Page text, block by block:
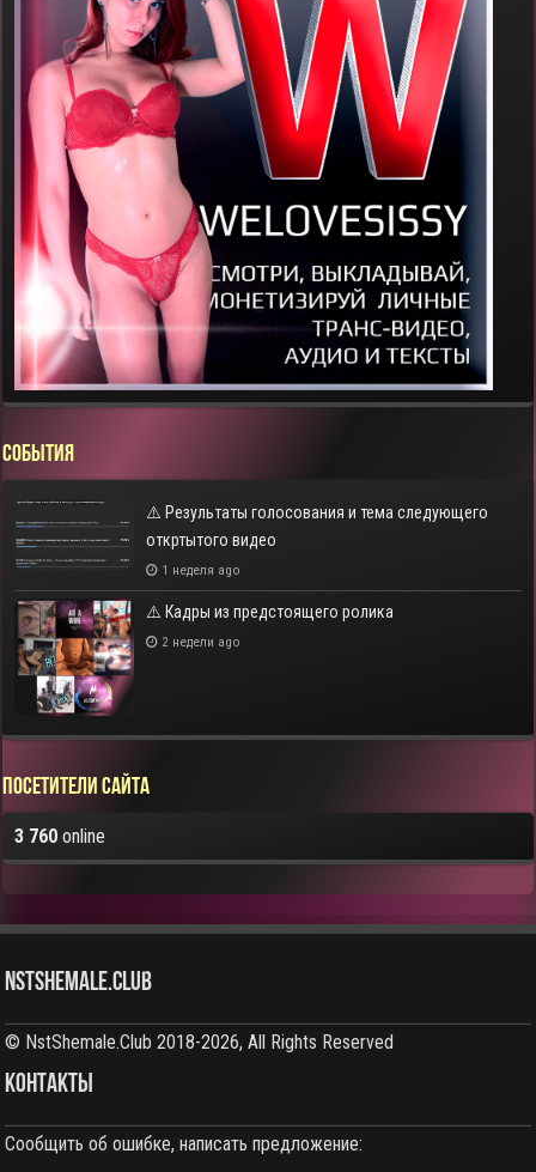
СОБЫТИЯ
⚠️ Результаты голосования и тема следующего
откртытого видео
1 неделя ago
⚠️ Кадры из предстоящего ролика
2 недели ago
Посетители сайта
3 760 online
NstShemale.Club
© NstShemale.Club 2018-2026, All Rights Reserved
КОНТАКТЫ
Сообщить об ошибке, написать предложение: